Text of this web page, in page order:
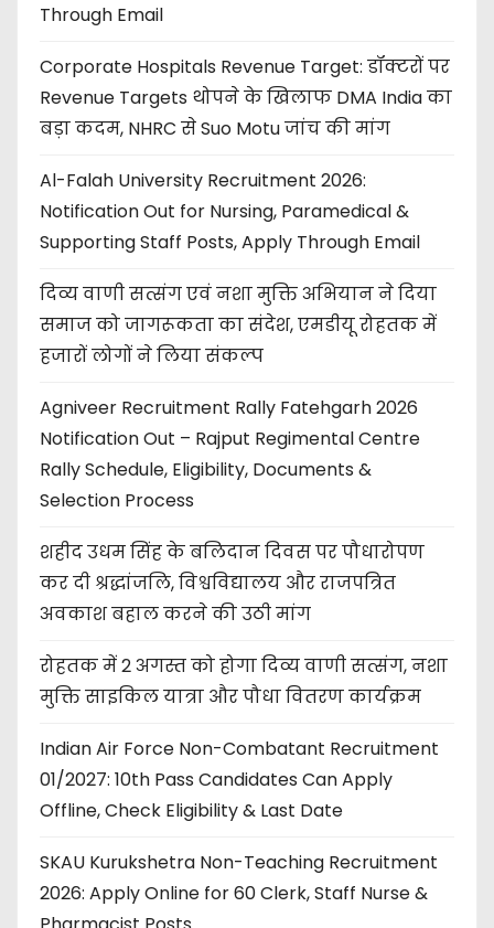
Through Email
Corporate Hospitals Revenue Target: डॉक्टरों पर
Revenue Targets थोपने के खिलाफ DMA India का
बड़ा कदम, NHRC से Suo Motu जांच की मांग
Al-Falah University Recruitment 2026:
Notification Out for Nursing, Paramedical &
Supporting Staff Posts, Apply Through Email
दिव्य वाणी सत्संग एवं नशा मुक्ति अभियान ने दिया
समाज को जागरूकता का संदेश, एमडीयू रोहतक में
हजारों लोगों ने लिया संकल्प
Agniveer Recruitment Rally Fatehgarh 2026
Notification Out – Rajput Regimental Centre
Rally Schedule, Eligibility, Documents &
Selection Process
शहीद उधम सिंह के बलिदान दिवस पर पौधारोपण
कर दी श्रद्धांजलि, विश्वविद्यालय और राजपत्रित
अवकाश बहाल करने की उठी मांग
रोहतक में 2 अगस्त को होगा दिव्य वाणी सत्संग, नशा
मुक्ति साइकिल यात्रा और पौधा वितरण कार्यक्रम
Indian Air Force Non-Combatant Recruitment
01/2027: 10th Pass Candidates Can Apply
Offline, Check Eligibility & Last Date
SKAU Kurukshetra Non-Teaching Recruitment
2026: Apply Online for 60 Clerk, Staff Nurse &